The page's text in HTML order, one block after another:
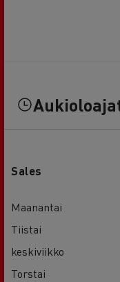
Sales
Maanantai
Tiistai
keskiviikko
Torstai